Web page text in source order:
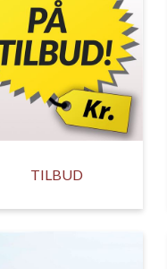
TILBUD